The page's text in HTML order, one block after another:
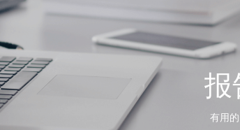
报
有用